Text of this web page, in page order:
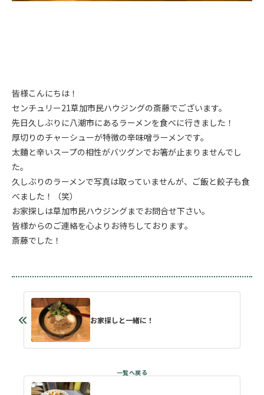
皆様こんにちは！
センチュリー21草加市民ハウジングの斎藤でございます。
先日久しぶりに八潮市にあるラーメンを食べに行きました！
厚切りのチャーシューが特徴の辛味噌ラーメンです。
太麵と辛いスープの相性がバツグンでお箸が止まりませんでし
た。
久しぶりのラーメンで写真は取っていませんが、ご飯と餃子も食
べました！（笑）
お家探しは草加市民ハウジングまでお問合せ下さい。
皆様からのご連絡を心よりお待ちしております。
斎藤でした！
お家探しと一緒に！